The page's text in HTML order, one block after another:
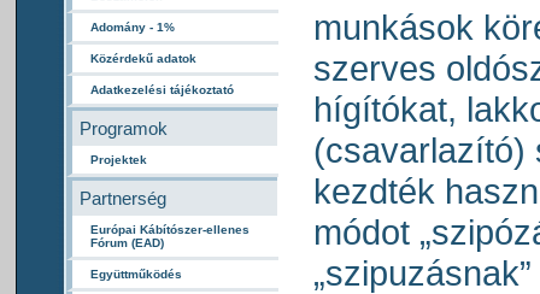
Adomány - 1%
Közérdekű adatok
Adatkezelési tájékoztató
Programok
Projektek
Partnerség
Európai Kábítószer-ellenes
Fórum (EAD)
Együttműködés
munkások
szerves
hígítókat,
(csavarlazító)
kezdték
módot